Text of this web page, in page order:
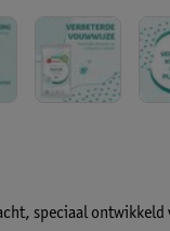
speciaal